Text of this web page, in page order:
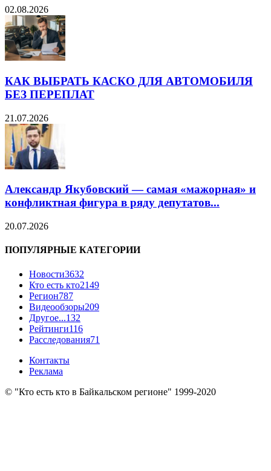
02.08.2026
КАК ВЫБРАТЬ КАСКО ДЛЯ АВТОМОБИЛЯ
БЕЗ ПЕРЕПЛАТ
21.07.2026
Александр Якубовский — самая «мажорная» и
конфликтная фигура в ряду депутатов...
20.07.2026
ПОПУЛЯРНЫЕ КАТЕГОРИИ
Новости3632
Кто есть кто2149
Регион787
Видеообзоры209
Другое...132
Рейтинги116
Расследования71
Контакты
Реклама
© "Кто есть кто в Байкальском регионе" 1999-2020